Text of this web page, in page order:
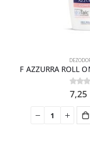
F AZZURRA ROLL
0out
7,25